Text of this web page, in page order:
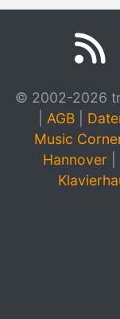
© 2002-2026
AGB
Music
Hannover